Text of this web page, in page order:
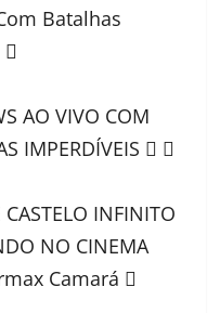
Batalhas
AO VIVO COM
IMPERDÍVEIS  
CASTELO INFINITO
NO CINEMA
Camará 